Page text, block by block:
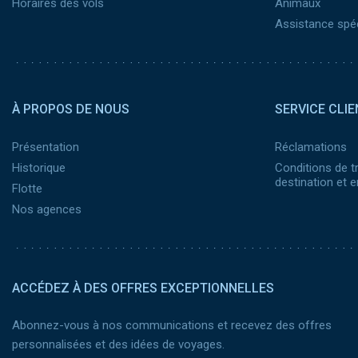
Horaires des vols
Animaux
Assistance
À PROPOS DE NOUS
Présentation
Historique
Flotte
Nos agences
SERVICE
Réclamations
Conditions de
destination et
ACCÉDEZ À DES OFFRES EXCEPTIONNELLES
Abonnez-vous à nos communications et recevez des offres
personnalisées et des idées de voyages.